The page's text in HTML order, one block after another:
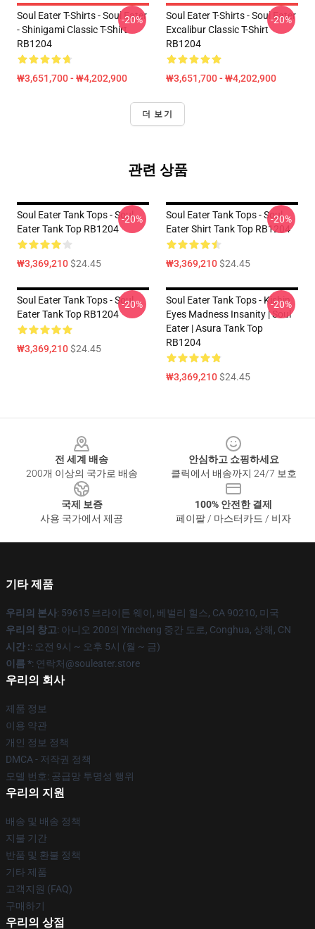
Soul Eater T-Shirts - Soul Eater
- Shinigami Classic T-Shirt
RB1204
₩3,651,700 - ₩4,202,900
-20%
Soul Eater T-Shirts - Soul Eater
Excalibur Classic T-Shirt
RB1204
₩3,651,700 - ₩4,202,900
-20%
더 보기
관련 상품
Soul Eater Tank Tops - Soul
Eater Tank Top RB1204
₩3,369,210$24.45
-20%
Soul Eater Tank Tops - Soul
Eater Shirt Tank Top RB1204
₩3,369,210$24.45
-20%
Soul Eater Tank Tops - Soul
Eater Tank Top RB1204
₩3,369,210$24.45
-20%
Soul Eater Tank Tops - Kishin
Eyes Madness Insanity | Soul
Eater | Asura Tank Top
RB1204
₩3,369,210$24.45
-20%
전 세계 배송
200개 이상의 국가로 배송
안심하고 쇼핑하세요
클릭에서 배송까지 24/7 보호
국제 보증
사용 국가에서 제공
100% 안전한 결제
페이팔 / 마스터카드 / 비자
기타 제품
우리의 본사: 59615 브라이튼 웨이, 베벌리 힐스, CA 90210, 미국
우리의 창고: 아니오 200의 Yincheng 중간 도로, Conghua, 상해, CN
시간 :: 오전 9시 ~ 오후 5시 (월 ~ 금)
이름 *: 연락처@souleater.store
우리의 회사
제품 정보
이용 약관
개인 정보 정책
DMCA - 저작권 정책
모델 번호: 공급망 투명성 행위
우리의 지원
배송 및 배송 정책
지불 기간
반품 및 환불 정책
기타 제품
고객지원 (FAQ)
구매하기
우리의 상점